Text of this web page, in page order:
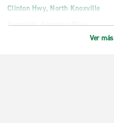
Clinton Hwy, North Knoxville
Knoxville, Kingston Pike
Ver más